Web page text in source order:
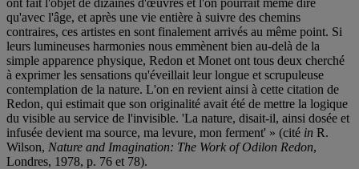
qu'avec l'âge, et après une vie entière à suivre des chemins
contraires, ces artistes en sont finalement arrivés au même point. Si
leurs lumineuses harmonies nous emmènent bien au-delà de la
simple apparence physique, Redon et Monet ont tous deux cherché
à exprimer les sensations qu'éveillait leur longue et scrupuleuse
contemplation de la nature. L'on en revient ainsi à cette citation de
Redon, qui estimait que son originalité avait été de mettre la logique
du visible au service de l'invisible. 'La nature, disait-il, ainsi dosée et
infusée devient ma source, ma levure, mon ferment' » (cité in R.
Wilson, Nature and Imagination: The Work of Odilon Redon,
Londres, 1978, p. 76 et 78).